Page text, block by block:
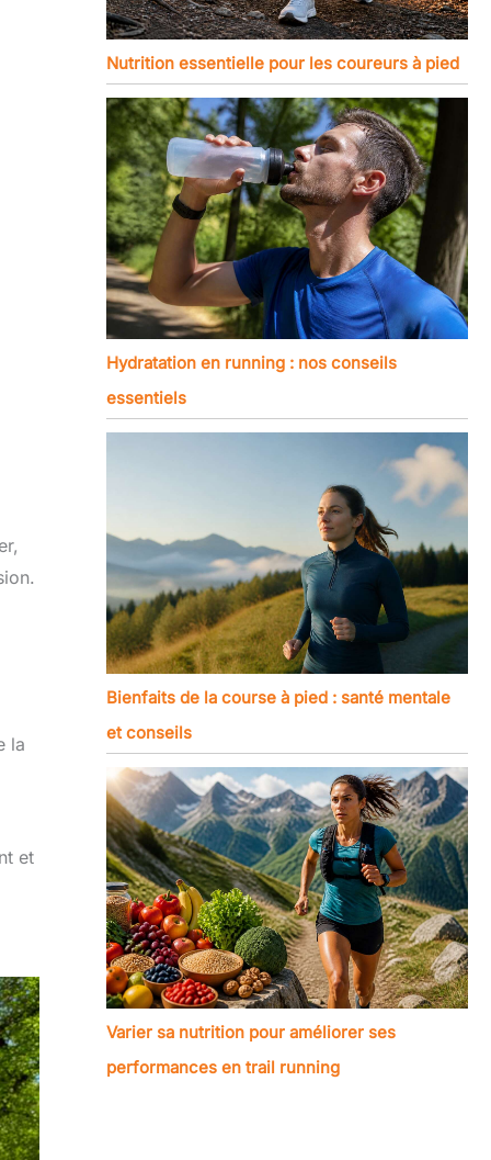
la
et
Nutrition essentielle pour les coureurs à pied
Hydratation en running : nos conseils
essentiels
Bienfaits de la course à pied : santé mentale
et conseils
Varier sa nutrition pour améliorer ses
performances en trail running